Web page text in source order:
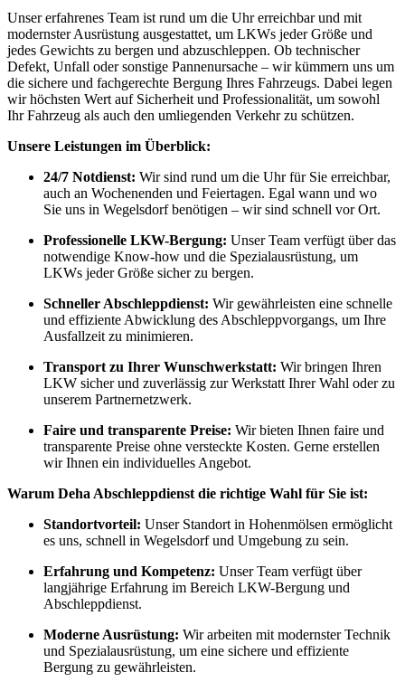
Unser erfahrenes Team ist rund um die Uhr erreichbar und mit
modernster Ausrüstung ausgestattet, um LKWs jeder Größe und
jedes Gewichts zu bergen und abzuschleppen. Ob technischer
Defekt, Unfall oder sonstige Pannenursache – wir kümmern uns um
die sichere und fachgerechte Bergung Ihres Fahrzeugs. Dabei legen
wir höchsten Wert auf Sicherheit und Professionalität, um sowohl
Ihr Fahrzeug als auch den umliegenden Verkehr zu schützen.
Unsere Leistungen im Überblick:
24/7 Notdienst: Wir sind rund um die Uhr für Sie erreichbar,
auch an Wochenenden und Feiertagen. Egal wann und wo
Sie uns in Wegelsdorf benötigen – wir sind schnell vor Ort.
Professionelle LKW-Bergung: Unser Team verfügt über das
notwendige Know-how und die Spezialausrüstung, um
LKWs jeder Größe sicher zu bergen.
Schneller Abschleppdienst: Wir gewährleisten eine schnelle
und effiziente Abwicklung des Abschleppvorgangs, um Ihre
Ausfallzeit zu minimieren.
Transport zu Ihrer Wunschwerkstatt: Wir bringen Ihren
LKW sicher und zuverlässig zur Werkstatt Ihrer Wahl oder zu
unserem Partnernetzwerk.
Faire und transparente Preise: Wir bieten Ihnen faire und
transparente Preise ohne versteckte Kosten. Gerne erstellen
wir Ihnen ein individuelles Angebot.
Warum Deha Abschleppdienst die richtige Wahl für Sie ist:
Standortvorteil: Unser Standort in Hohenmölsen ermöglicht
es uns, schnell in Wegelsdorf und Umgebung zu sein.
Erfahrung und Kompetenz: Unser Team verfügt über
langjährige Erfahrung im Bereich LKW-Bergung und
Abschleppdienst.
Moderne Ausrüstung: Wir arbeiten mit modernster Technik
und Spezialausrüstung, um eine sichere und effiziente
Bergung zu gewährleisten.